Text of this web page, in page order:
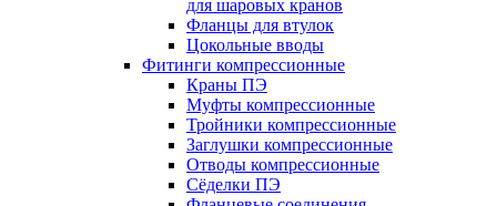
для шаровых кранов
Фланцы для втулок
Цокольные вводы
Фитинги компрессионные
Краны ПЭ
Муфты компрессионные
Тройники компрессионные
Заглушки компрессионные
Отводы компрессионные
Сёделки ПЭ